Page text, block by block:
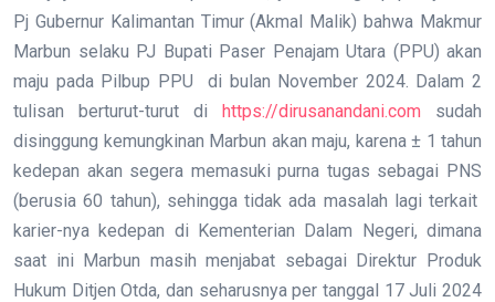
Pj Gubernur Kalimantan Timur (Akmal Malik) bahwa Makmur
Marbun selaku PJ Bupati Paser Penajam Utara (PPU) akan
maju pada Pilbup PPU di bulan November 2024. Dalam 2
tulisan berturut-turut di https://dirusanandani.com sudah
disinggung kemungkinan Marbun akan maju, karena ± 1 tahun
kedepan akan segera memasuki purna tugas sebagai PNS
(berusia 60 tahun), sehingga tidak ada masalah lagi terkait
karier-nya kedepan di Kementerian Dalam Negeri, dimana
saat ini Marbun masih menjabat sebagai Direktur Produk
Hukum Ditjen Otda, dan seharusnya per tanggal 17 Juli 2024